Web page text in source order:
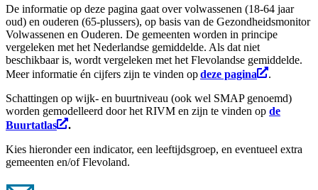
De informatie op deze pagina gaat over volwassenen (18-64 jaar
oud) en ouderen (65-plussers), op basis van de Gezondheidsmonitor
Volwassenen en Ouderen. De gemeenten worden in principe
vergeleken met het Nederlandse gemiddelde. Als dat niet
beschikbaar is, wordt vergeleken met het Flevolandse gemiddelde.
Meer informatie én cijfers zijn te vinden opdeze pagina
.
Schattingen op wijk- en buurtniveau (ook wel SMAP genoemd)
worden gemodelleerd door het RIVM en zijn te vinden op de
Buurtatlas
.
Kies hieronder een indicator, een leeftijdsgroep, en eventueel extra
gemeenten en/of Flevoland.